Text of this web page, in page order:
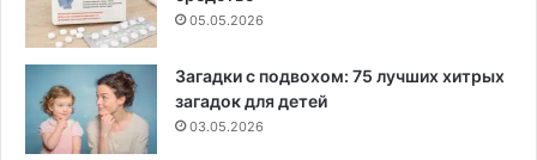
05.05.2026
Загадки с подвохом: 75 лучших хитрых
загадок для детей
03.05.2026